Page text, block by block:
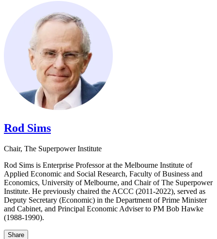
Rod Sims​​​​‌ ‍ ​‍​‍‌‍ ‌ ​‍‌‍‍‌‌‍‌ ‌‍‍‌‌‍ ‍​‍​‍​ ‍‍​‍​‍‌ ​ ‌‍​‌‌‍ ‍‌‍‍‌‌ ‌​‌ ‍‌​‍ ‍‌‍‍‌‌‍ ​‍​‍​‍ ​​‍​‍‌‍‍​‌ ​‍‌‍‌‌‌‍‌‍​‍​‍​ ‍‍​‍​‍‌‍‍​‌ ‌​‌ ‌​‌ ​​​ ‍‍​‍ ​‍ ‌‍ ​‌‍ ‌‍​ ‌‍​‌‌‍ ​‌‍‍​‌‍ ‌ ​ ‌ ‌​​ ‍‍​ ​ ​ ​ ​ ​ ​ ​ ​‍ ‌‍‍‌‌‍ ‍‌ ‌​‌‍‌‌‌‍ ‍‌ ‌​​‍ ‌‍‌‌‌‍‌​‌‍‍‌‌ ‌​​‍ ‌‍ ‌‌‍ ‌‍‌​‌‍‌‌​ ‌‌ ​​‌ ​‍‌‍‌‌‌ ​ ‌‍‌‌‌‍ ‍‌ ‌​‌‍​‌‌ ‌​‌‍‍‌‌‍ ‌‍ ‍​ ‍ ‌‍‍‌‌‍‌​​ ‌​ ‌‌​ ‍​​ ‌‌​ ​‍‌‍‌​​ ‍‌​ ‌‍​ ‍​​‍ ‌​ ‍​​ ‍‌‌‍​‍​ ‌ ​‍ ‌​ ‌​​ ‍​​ ‌​‌‍‌‍​‍ ‌‌‍​‍​ ​‍​ ‍​​ ‌‍​‍ ‌​ ‍‌​ ‌‌​ ​‌‌‍​ ‌‍​‌​ ​ ​ ‍​​ ​‍‌‍​ ​ ​‌​ ‌​​ ‍‌​ ‍ ‌ ‌​‌ ‍‌‌ ​​‌‍‌‌​ ‌‌‍​‌‌ ‌‌‌ ‌​‌‍‍​‌‍ ‌ ​‍​ ‍ ‌ ​​‌‍​‌‌ ‌​‌‍‍​​ ‌‌‍ ‍‌‍​‌‌‍ ‌‌‍‌‌​ ‌‍​‍‌‍​‌‌ ​ ‌‍‌‌‌‌‌‌‌ ​‍‌‍ ​​ ‌‌‍‍​‌ ‌​‌ ‌​‌ ​​​‍‌‌​ ​ ‌​​‌​‍‌‌​ ​‍‌​‌‍​‍‌‌​ ​‍‌​‌‍‌‍ ​‌‍ ‌‍​ ‌‍​‌‌‍ ​‌‍‍​‌‍ ‌ ​ ‌ ‌​​‍‌‌​ ​ ‌​​‌​ ​ ​ ​ ​ ​ ​ ​ ​‍‌‍‌‍‍‌‌‍‌​​ ‌​ ‌‌​ ‍​​ ‌‌​ ​‍‌‍‌​​ ‍‌​ ‌‍​ ‍​​‍ ‌​ ‍​​ ‍‌‌‍​‍​ ‌ ​‍ ‌​ ‌​​ ‍​​ ‌​‌‍‌‍​‍ ‌‌‍​‍​ ​‍​ ‍​​ ‌‍​‍ ‌​ ‍‌​ ‌‌​ ​‌‌‍​ ‌‍​‌​ ​ ​ ‍​​ ​‍‌‍​ ​ ​‌​ ‌​​ ‍‌​‍‌‍‌ ‌​‌ ‍‌‌ ​​‌‍‌‌​ ‌‌‍​‌‌ ‌‌‌ ‌​‌‍‍​‌‍ ‌ ​‍​‍‌‍‌ ​​‌‍​‌‌ ‌​‌‍‍​​ ‌‌‍ ‍‌‍​‌‌‍ ‌‌‍‌‌​‍‌‍‌ ​​‌‍‌‌‌ ​‍‌ ​ ‌ ​​‌‍‌‌‌‍​ ‌ ‌​‌‍‍‌‌ ‌‍‌‍‌‌​ ‌‌ ​​‌ ‌‌‌‍​‍‌‍ ​‌‍‍‌‌ ​ ‌‍‍​‌‍‌‌‌‍‌​​‍​‍‌ ‌
Chair​​​​‌ ‍ ​‍​‍‌‍ ‌ ​‍‌‍‍‌‌‍‌ ‌‍‍‌‌‍ ‍​‍​‍​ ‍‍​‍​‍‌ ​ ‌‍​‌‌‍ ‍‌‍‍‌‌ ‌​‌ ‍‌​‍ ‍‌‍‍‌‌‍ ​‍​‍​‍ ​​‍​‍‌‍‍​‌ ​‍‌‍‌‌‌‍‌‍​‍​‍​ ‍‍​‍​‍‌‍‍​‌ ‌​‌ ‌​‌ ​​​ ‍‍​‍ ​‍ ‌‍ ​‌‍ ‌‍​ ‌‍​‌‌‍ ​‌‍‍​‌‍ ‌ ​ ‌ ‌​​ ‍‍​ ​ ​ ​ ​ ​ ​ ​ ​‍ ‌‍‍‌‌‍ ‍‌ ‌​‌‍‌‌‌‍ ‍‌ ‌​​‍ ‌‍‌‌‌‍‌​‌‍‍‌‌ ‌​​‍ ‌‍ ‌‌‍ ‌‍‌​‌‍‌‌​ ‌‌ ​​‌ ​‍‌‍‌‌‌ ​ ‌‍‌‌‌‍ ‍‌ ‌​‌‍​‌‌ ‌​‌‍‍‌‌‍ ‌‍ ‍​ ‍ ‌‍‍‌‌‍‌​​ ‌​ ‌‌​ ‍​​ ‌‌​ ​‍‌‍‌​​ ‍‌​ ‌‍​ ‍​​‍ ‌​ ‍​​ ‍‌‌‍​‍​ ‌ ​‍ ‌​ ‌​​ ‍​​ ‌​‌‍‌‍​‍ ‌‌‍​‍​ ​‍​ ‍​​ ‌‍​‍ ‌​ ‍‌​ ‌‌​ ​‌‌‍​ ‌‍​‌​ ​ ​ ‍​​ ​‍‌‍​ ​ ​‌​ ‌​​ ‍‌​ ‍ ‌ ‌​‌ ‍‌‌ ​​‌‍‌‌​ ‌‌‍​‌‌ ‌‌‌ ‌​‌‍‍​‌‍ ‌ ​‍​ ‍ ‌ ​​‌‍​‌‌ ‌​‌‍‍​​ ‌‌ ‌​‌‍‍‌‌ ‌​‌‍ ​‌‍‌‌​ ‌‍​‍‌‍​‌‌ ​ ‌‍‌‌‌‌‌‌‌ ​‍‌‍ ​​ ‌‌‍‍​‌ ‌​‌ ‌​‌ ​​​‍‌‌​ ​ ‌​​‌​‍‌‌​ ​‍‌​‌‍​‍‌‌​ ​‍‌​‌‍‌‍ ​‌‍ ‌‍​ ‌‍​‌‌‍ ​‌‍‍​‌‍ ‌ ​ ‌ ‌​​‍‌‌​ ​ ‌​​‌​ ​ ​ ​ ​ ​ ​ ​ ​‍‌‍‌‍‍‌‌‍‌​​ ‌​ ‌‌​ ‍​​ ‌‌​ ​‍‌‍‌​​ ‍‌​ ‌‍​ ‍​​‍ ‌​ ‍​​ ‍‌‌‍​‍​ ‌ ​‍ ‌​ ‌​​ ‍​​ ‌​‌‍‌‍​‍ ‌‌‍​‍​ ​‍​ ‍​​ ‌‍​‍ ‌​ ‍‌​ ‌‌​ ​‌‌‍​ ‌‍​‌​ ​ ​ ‍​​ ​‍‌‍​ ​ ​‌​ ‌​​ ‍‌​‍‌‍‌ ‌​‌ ‍‌‌ ​​‌‍‌‌​ ‌‌‍​‌‌ ‌‌‌ ‌​‌‍‍​‌‍ ‌ ​‍​‍‌‍‌ ​​‌‍​‌‌ ‌​‌‍‍​​ ‌‌ ‌​‌‍‍‌‌ ‌​‌‍ ​‌‍‌‌​‍‌‍‌ ​​‌‍‌‌‌ ​‍‌ ​ ‌ ​​‌‍‌‌‌‍​ ‌ ‌​‌‍‍‌‌ ‌‍‌‍‌‌​ ‌‌ ​​‌ ‌‌‌‍​‍‌‍ ​‌‍‍‌‌ ​ ‌‍‍​‌‍‌‌‌‍‌​​‍​‍‌ ‌, The Superpower Institute​​​​‌ ‍ ​‍​‍‌‍ ‌ ​‍‌‍‍‌‌‍‌ ‌‍‍‌‌‍ ‍​‍​‍​ ‍‍​‍​‍‌ ​ ‌‍​‌‌‍ ‍‌‍‍‌‌ ‌​‌ ‍‌​‍ ‍‌‍‍‌‌‍ ​‍​‍​‍ ​​‍​‍‌‍‍​‌ ​‍‌‍‌‌‌‍‌‍​‍​‍​ ‍‍​‍​‍‌‍‍​‌ ‌​‌ ‌​‌ ​​​ ‍‍​‍ ​‍ ‌‍ ​‌‍ ‌‍​ ‌‍​‌‌‍ ​‌‍‍​‌‍ ‌ ​ ‌ ‌​​ ‍‍​ ​ ​ ​ ​ ​ ​ ​ ​‍ ‌‍‍‌‌‍ ‍‌ ‌​‌‍‌‌‌‍ ‍‌ ‌​​‍ ‌‍‌‌‌‍‌​‌‍‍‌‌ ‌​​‍ ‌‍ ‌‌‍ ‌‍‌​‌‍‌‌​ ‌‌ ​​‌ ​‍‌‍‌‌‌ ​ ‌‍‌‌‌‍ ‍‌ ‌​‌‍​‌‌ ‌​‌‍‍‌‌‍ ‌‍ ‍​ ‍ ‌‍‍‌‌‍‌​​ ‌​ ‍​‌‍​ ​ ‍​​ ‍​​ ‍‌​ ‌‍‌‍‌‌‌‍​‍​‍ ‌​ ‌‌​ ​​​ ‌​‌‍​ ​‍ ‌​ ‌​​ ​‌​ ​ ‌‍‌‍​‍ ‌‌‍​‌​ ‍‌‌‍​ ‌‍​‍​‍ ‌‌‍‌‌‌‍‌‌​ ‍​‌‍​‌​ ​‌​ ‌‍​ ‍‌​ ‍‌​ ​​​ ​​​ ‍‌​ ​ ​ ‍ ‌ ‌​‌ ‍‌‌ ​​‌‍‌‌​ ‌‌‍ ‌ ​‍‌‍‌ ‌‍​‌‌‍ ‍‌‍‍‌‌ ​ ‌‍​‌‌ ‌​‌‍‍‌‌‍ ‌‍ ‍​ ‍ ‌ ​​‌‍​‌‌ ‌​‌‍‍​​ ‌‌‍ ‍‌‍​‌‌‍ ‌‌‍‌‌​ ‌‍​‍‌‍​‌‌ ​ ‌‍‌‌‌‌‌‌‌ ​‍‌‍ ​​ ‌‌‍‍​‌ ‌​‌ ‌​‌ ​​​‍‌‌​ ​ ‌​​‌​‍‌‌​ ​‍‌​‌‍​‍‌‌​ ​‍‌​‌‍‌‍ ​‌‍ ‌‍​ ‌‍​‌‌‍ ​‌‍‍​‌‍ ‌ ​ ‌ ‌​​‍‌‌​ ​ ‌​​‌​ ​ ​ ​ ​ ​ ​ ​ ​‍‌‍‌‍‍‌‌‍‌​​ ‌​ ‍​‌‍​ ​ ‍​​ ‍​​ ‍‌​ ‌‍‌‍‌‌‌‍​‍​‍ ‌​ ‌‌​ ​​​ ‌​‌‍​ ​‍ ‌​ ‌​​ ​‌​ ​ ‌‍‌‍​‍ ‌‌‍​‌​ ‍‌‌‍​ ‌‍​‍​‍ ‌‌‍‌‌‌‍‌‌​ ‍​‌‍​‌​ ​‌​ ‌‍​ ‍‌​ ‍‌​ ​​​ ​​​ ‍‌​ ​ ​‍‌‍‌ ‌​‌ ‍‌‌ ​​‌‍‌‌​ ‌‌‍ ‌ ​‍‌‍‌ ‌‍​‌‌‍ ‍‌‍‍‌‌ ​ ‌‍​‌‌ ‌​‌‍‍‌‌‍ ‌‍ ‍​‍‌‍‌ ​​‌‍​‌‌ ‌​‌‍‍​​ ‌‌‍ ‍‌‍​‌‌‍ ‌‌‍‌‌​‍‌‍‌ ​​‌‍‌‌‌ ​‍‌ ​ ‌ ​​‌‍‌‌‌‍​ ‌ ‌​‌‍‍‌‌ ‌‍‌‍‌‌​ ‌‌ ​​‌ ‌‌‌‍​‍‌‍ ​‌‍‍‌‌ ​ ‌‍‍​‌‍‌‌‌‍‌​​‍​‍‌ ‌
Rod Sims is Enterprise Professor at the Melbourne Institute of
Applied Economic and Social Research, Faculty of Business and
Economics, University of Melbourne, and Chair of The Superpower
Institute. He previously chaired the ACCC (2011-2022), served as
Deputy Secretary (Economic) in the Department of Prime Minister
and Cabinet, and Principal Economic Adviser to PM Bob Hawke
(1988-1990). ​​​​‌ ‍ ​‍​‍‌‍ ‌ ​‍‌‍‍‌‌‍‌ ‌‍‍‌‌‍ ‍​‍​‍​ ‍‍​‍​‍‌ ​ ‌‍​‌‌‍ ‍‌‍‍‌‌ ‌​‌ ‍‌​‍ ‍‌‍‍‌‌‍ ​‍​‍​‍ ​​‍​‍‌‍‍​‌ ​‍‌‍‌‌‌‍‌‍​‍​‍​ ‍‍​‍​‍‌‍‍​‌ ‌​‌ ‌​‌ ​​​ ‍‍​‍ ​‍ ‌‍ ​‌‍ ‌‍​ ‌‍​‌‌‍ ​‌‍‍​‌‍ ‌ ​ ‌ ‌​​ ‍‍​ ​ ​ ​ ​ ​ ​ ​ ​‍ ‌‍‍‌‌‍ ‍‌ ‌​‌‍‌‌‌‍ ‍‌ ‌​​‍ ‌‍‌‌‌‍‌​‌‍‍‌‌ ‌​​‍ ‌‍ ‌‌‍ ‌‍‌​‌‍‌‌​ ‌‌ ​​‌ ​‍‌‍‌‌‌ ​ ‌‍‌‌‌‍ ‍‌ ‌​‌‍​‌‌ ‌​‌‍‍‌‌‍ ‌‍ ‍​ ‍ ‌‍‍‌‌‍‌​​ ‌​ ‌‌​ ‍​​ ‌‌​ ​‍‌‍‌​​ ‍‌​ ‌‍​ ‍​​‍ ‌​ ‍​​ ‍‌‌‍​‍​ ‌ ​‍ ‌​ ‌​​ ‍​​ ‌​‌‍‌‍​‍ ‌‌‍​‍​ ​‍​ ‍​​ ‌‍​‍ ‌​ ‍‌​ ‌‌​ ​‌‌‍​ ‌‍​‌​ ​ ​ ‍​​ ​‍‌‍​ ​ ​‌​ ‌​​ ‍‌​ ‍ ‌ ‌​‌ ‍‌‌ ​​‌‍‌‌​ ‌‌‍​‌‌ ‌‌‌ ‌​‌‍‍​‌‍ ‌ ​‍​ ‍ ‌ ​​‌‍​‌‌ ‌​‌‍‍​​ ‌‌‍‌​‌‍‌‌‌ ​ ‌‍​ ‌ ​‍‌‍‍‌‌ ​​‌ ‌​‌‍‍‌‌‍ ‌‍ ‍​ ‌‍​‍‌‍​‌‌ ​ ‌‍‌‌‌‌‌‌‌ ​‍‌‍ ​​ ‌‌‍‍​‌ ‌​‌ ‌​‌ ​​​‍‌‌​ ​ ‌​​‌​‍‌‌​ ​‍‌​‌‍​‍‌‌​ ​‍‌​‌‍‌‍ ​‌‍ ‌‍​ ‌‍​‌‌‍ ​‌‍‍​‌‍ ‌ ​ ‌ ‌​​‍‌‌​ ​ ‌​​‌​ ​ ​ ​ ​ ​ ​ ​ ​‍‌‍‌‍‍‌‌‍‌​​ ‌​ ‌‌​ ‍​​ ‌‌​ ​‍‌‍‌​​ ‍‌​ ‌‍​ ‍​​‍ ‌​ ‍​​ ‍‌‌‍​‍​ ‌ ​‍ ‌​ ‌​​ ‍​​ ‌​‌‍‌‍​‍ ‌‌‍​‍​ ​‍​ ‍​​ ‌‍​‍ ‌​ ‍‌​ ‌‌​ ​‌‌‍​ ‌‍​‌​ ​ ​ ‍​​ ​‍‌‍​ ​ ​‌​ ‌​​ ‍‌​‍‌‍‌ ‌​‌ ‍‌‌ ​​‌‍‌‌​ ‌‌‍​‌‌ ‌‌‌ ‌​‌‍‍​‌‍ ‌ ​‍​‍‌‍‌ ​​‌‍​‌‌ ‌​‌‍‍​​ ‌‌‍‌​‌‍‌‌‌ ​ ‌‍​ ‌ ​‍‌‍‍‌‌ ​​‌ ‌​‌‍‍‌‌‍ ‌‍ ‍​‍‌‍‌ ​​‌‍‌‌‌ ​‍‌ ​ ‌ ​​‌‍‌‌‌‍​ ‌ ‌​‌‍‍‌‌ ‌‍‌‍‌‌​ ‌‌ ​​‌ ‌‌‌‍​‍‌‍ ​‌‍‍‌‌ ​ ‌‍‍​‌‍‌‌‌‍‌​​‍​‍‌ ‌
Share